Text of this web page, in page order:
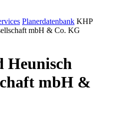
Pla­ner­daten­bank KHP
mbH & Co. KG
Heunisch
mbH &